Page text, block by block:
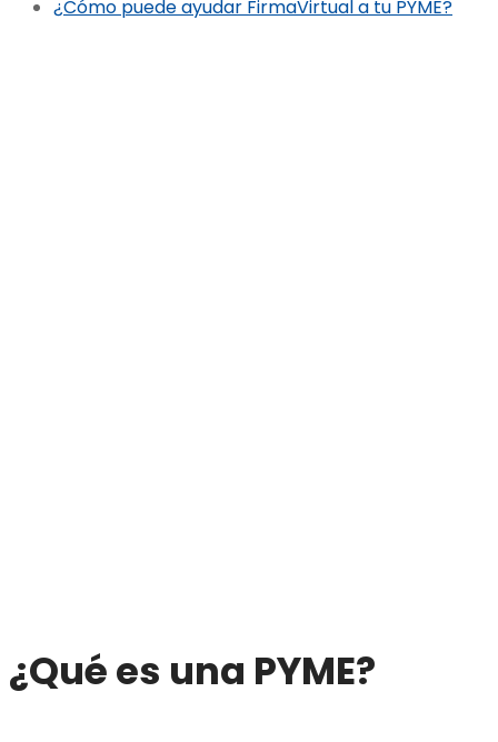
¿Cómo puede ayudar FirmaVirtual a tu PYME?
¿Qué es una PYME?